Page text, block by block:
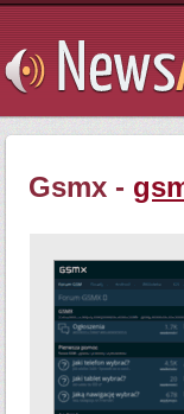
Gsmx -